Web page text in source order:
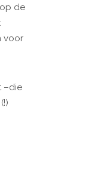
de
voor
–die